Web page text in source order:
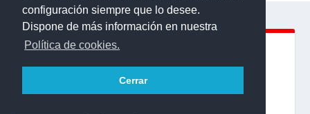
configuración siempre que lo desee.
Dispone de más información en nuestra
Política de cookies.
Cerrar
PROYECTOS Y REDES